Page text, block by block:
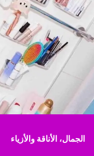
الجمال، الأناقة والأزياء